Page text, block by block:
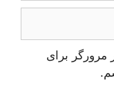
مرورگر برای